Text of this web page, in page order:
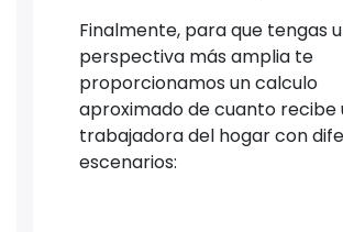
Finalmente, para que tengas
perspectiva más amplia te
proporcionamos un calculo
aproximado de cuanto recibe
trabajadora del hogar con
escenarios: